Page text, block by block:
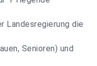
Landesregierung die
Senioren) und